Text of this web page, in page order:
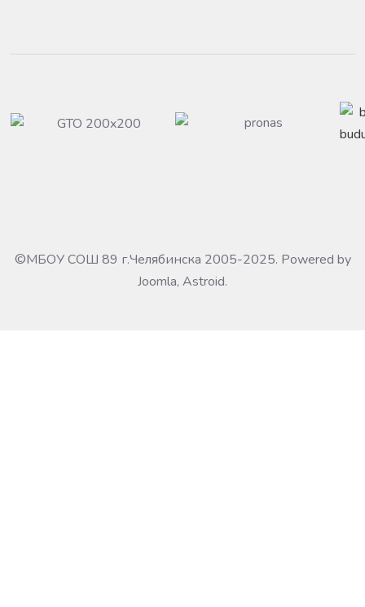
©МБОУ СОШ 89 г.Челябинска 2005-2025. Powered by
Joomla, Astroid.